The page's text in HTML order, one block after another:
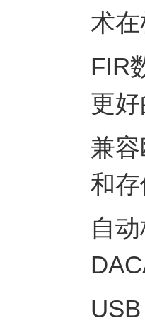
术
FIR
更
兼
和
自